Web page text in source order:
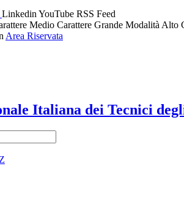
Linkedin YouTube RSS Feed
Medio Carattere Grande Modalità Alto
Area Riservata
Italiana dei Tecnici